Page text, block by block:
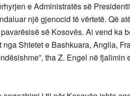
e Administratës së
një gjenocid të vërtetë. Që
së Kosovës. Ai vend ka
Shtetet e Bashkuara, Anglia,
tha Z. Engel në fjalimin